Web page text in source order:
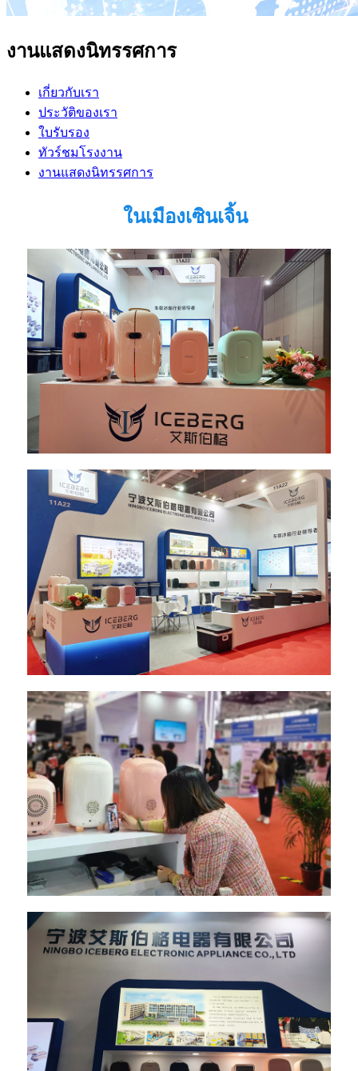
งานแสดงนิทรรศการ
เกี่ยวกับเรา
ประวัติของเรา
ใบรับรอง
ทัวร์ชมโรงงาน
งานแสดงนิทรรศการ
ในเมืองเซินเจิ้น